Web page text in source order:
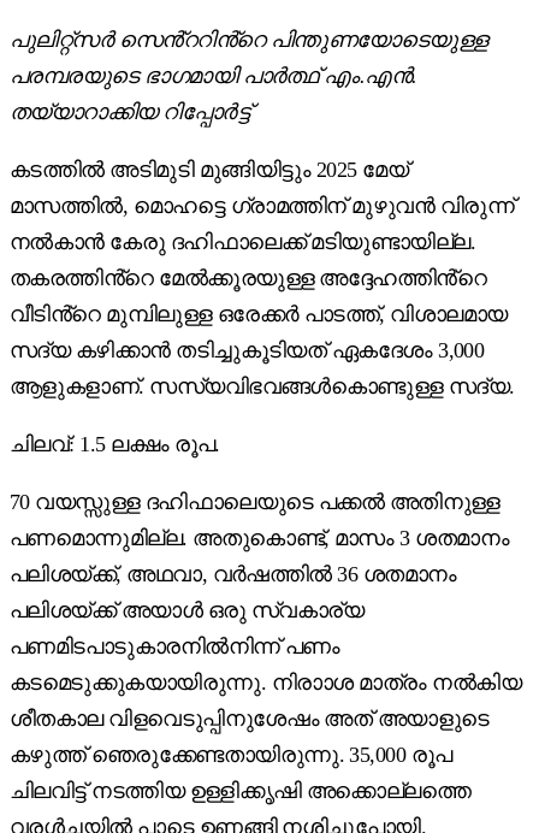
പുലിറ്റ്സർ സെൻ്ററിൻ്റെ പിന്തുണയോടെയുള്ള
പരമ്പരയുടെ ഭാഗമായി പാർത്ഥ് എം.എൻ.
തയ്യാറാക്കിയ റിപ്പോർട്ട്
കടത്തിൽ അടിമുടി മുങ്ങിയിട്ടും 2025 മേയ്
മാസത്തിൽ, മൊഹട്ടെ ഗ്രാമത്തിന് മുഴുവൻ വിരുന്ന്
നൽകാൻ കേരു ദഹിഫാലെക്ക് മടിയുണ്ടായില്ല.
തകരത്തിൻ്റെ മേൽക്കൂരയുള്ള അദ്ദേഹത്തിൻ്റെ
വീടിൻ്റെ മുമ്പിലുള്ള ഒരേക്കർ പാടത്ത്, വിശാലമായ
സദ്യ കഴിക്കാൻ തടിച്ചുകൂടിയത് ഏകദേശം 3,000
ആളുകളാണ്. സസ്യവിഭവങ്ങൾകൊണ്ടുള്ള സദ്യ.
ചിലവ്: 1.5 ലക്ഷം രൂപ.
70 വയസ്സുള്ള ദഹിഫാലെയുടെ പക്കൽ അതിനുള്ള
പണമൊന്നുമില്ല. അതുകൊണ്ട്, മാസം 3 ശതമാനം
പലിശയ്ക്ക്, അഥവാ, വർഷത്തിൽ 36 ശതമാനം
പലിശയ്ക്ക് അയാൾ ഒരു സ്വകാര്യ
പണമിടപാടുകാരനിൽനിന്ന് പണം
കടമെടുക്കുകയായിരുന്നു. നിരാാശ മാത്രം നൽകിയ
ശീതകാല വിളവെടുപ്പിനുശേഷം അത് അയാളുടെ
കഴുത്ത് ഞെരുക്കേണ്ടതായിരുന്നു. 35,000 രൂപ
ചിലവിട്ട് നടത്തിയ ഉള്ളിക്കൃഷി അക്കൊല്ലത്തെ
വരൾച്ചയിൽ പാടെ ഉണങ്ങി നശിച്ചുപോയി.